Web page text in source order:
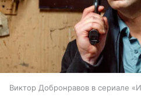
Виктор Добронравов в сериале